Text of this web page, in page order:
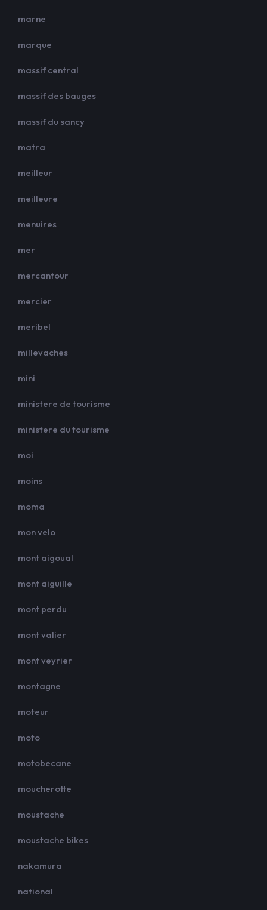
marne
marque
massif central
massif des bauges
massif du sancy
matra
meilleur
meilleure
menuires
mer
mercantour
mercier
meribel
millevaches
mini
ministere de tourisme
ministere du tourisme
moi
moins
moma
mon velo
mont aigoual
mont aiguille
mont perdu
mont valier
mont veyrier
montagne
moteur
moto
motobecane
moucherotte
moustache
moustache bikes
nakamura
national